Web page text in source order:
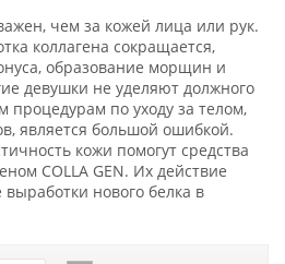
чем за кожей лица или рук.
коллагена сокращается,
образование морщин и
девушки не уделяют должного
процедурам по уходу за телом,
является большой ошибкой.
кожи помогут средства
COLLA GEN. Их действие
нового белка в